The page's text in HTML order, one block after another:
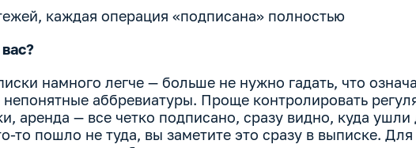
каждая операция «подписана» полностью
намного легче — больше не нужно гадать, что
непонятные аббревиатуры. Проще контролировать
аренда — все четко подписано, сразу видно, куда ушли
то пошло не туда, вы заметите это сразу в выписке. Для